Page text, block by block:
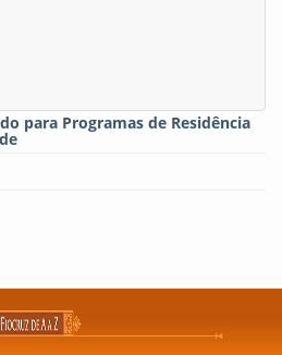
para Programas de Residência